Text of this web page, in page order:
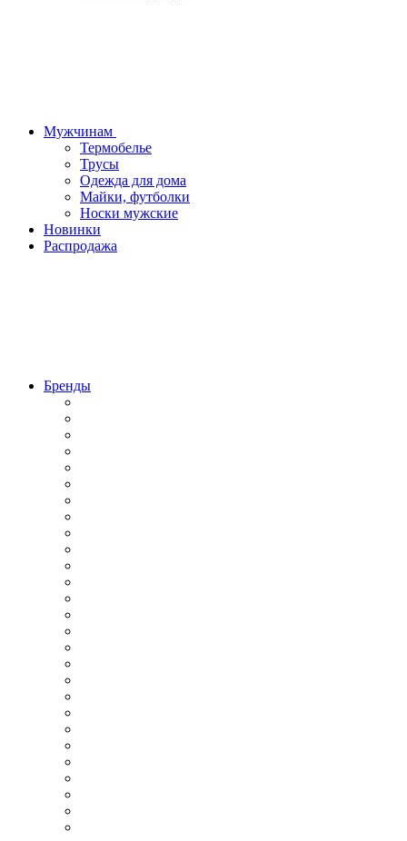
Мужчинам
Термобелье
Трусы
Одежда для дома
Майки, футболки
Носки мужские
Новинки
Распродажа
Бренды